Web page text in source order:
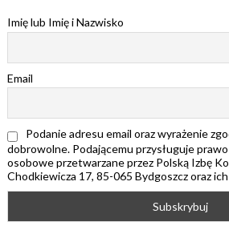
Imię lub Imię i Nazwisko
Email
Podanie adresu email oraz wyrażenie
dobrowolne. Podającemu przysługuje
osobowe przetwarzane przez Polską Izbę
Chodkiewicza 17, 85-065 Bydgoszcz oraz